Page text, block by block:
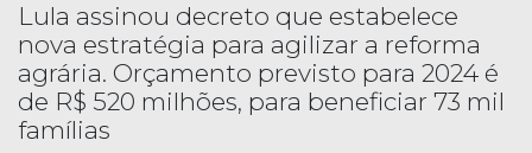
Lula assinou decreto que estabelece
nova estratégia para agilizar a reforma
agrária. Orçamento previsto para 2024 é
de R$ 520 milhões, para beneficiar 73 mil
famílias